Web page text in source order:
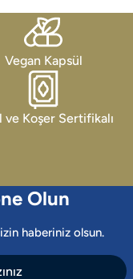
Vegan Kapsül
ve Koşer Sertifikalı
Olun
haberiniz olsun.